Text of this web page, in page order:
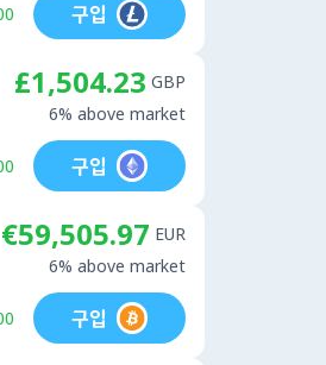
구입
£1,504.23 GBP
6% above market
구입
€59,505.97 EUR
6% above market
구입